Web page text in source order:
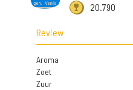
20.790
Review
Aroma
Zoet
Zuur